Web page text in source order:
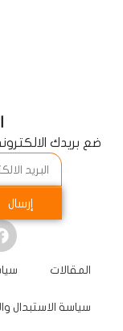
ضع بريدك
إرسال
المقالات
سياسة الاستبدال